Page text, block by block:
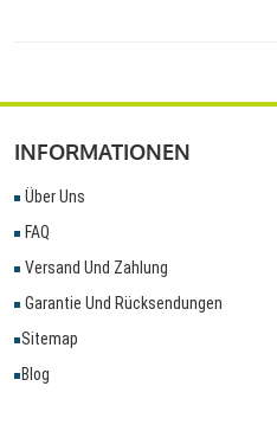
INFORMATIONEN
Über Uns
FAQ
Versand Und Zahlung
Garantie Und Rücksendungen
Sitemap
Blog